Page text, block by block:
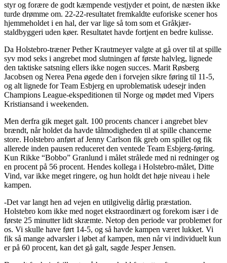
styr og forære de godt kæmpende vestjyder et point, de næsten ikke
turde drømme om. 22-22-resultatet fremkaldte euforiske scener hos
hjemmeholdet i en hal, der var lige så tom som et Gråkjær-
staldbyggeri uden køer. Resultatet havde fortjent en bedre kulisse.
Da Holstebro-træner Pether Krautmeyer valgte at gå over til at spille
syv mod seks i angrebet mod slutningen af første halvleg, lignede
den taktiske satsning ellers ikke nogen succes. Marit Røsberg
Jacobsen og Nerea Pena øgede den i forvejen sikre føring til 11-5,
og alt lignede for Team Esbjerg en uproblematisk udesejr inden
Champions League-ekspeditionen til Norge og mødet med Vipers
Kristiansand i weekenden.
Men derfra gik meget galt. 100 procents chancer i angrebet blev
brændt, når holdet da havde tålmodigheden til at spille chancerne
store. Holstebro anført af Jenny Carlson fik greb om spillet og fik
allerede inden pausen reduceret den ventede Team Esbjerg-føring.
Kun Rikke “Bobbo” Granlund i målet strålede med ni redninger og
en procent på 56 procent. Hendes kollega i Holstebro-målet, Ditte
Vind, var ikke meget ringere, og hun holdt det høje niveau i hele
kampen.
-Det var langt hen ad vejen en utilgivelig dårlig præstation.
Holstebro kom ikke med noget ekstraordinært og forekom især i de
første 25 minutter lidt skræmte. Netop den periode var problemet for
os. Vi skulle have ført 14-5, og så havde kampen været lukket. Vi
fik så mange advarsler i løbet af kampen, men når vi individuelt kun
er på 60 procent, kan det gå galt, sagde Jesper Jensen.